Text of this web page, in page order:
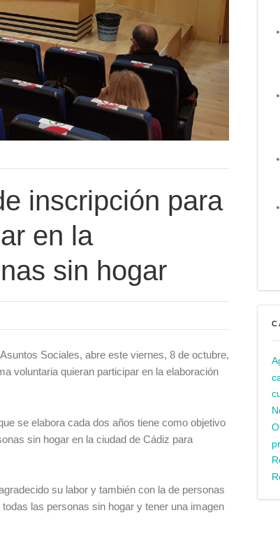
inscripción para
en la
sin hogar
Sociales, abre este viernes, 8 de octubre,
voluntaria quieran participar en la elaboración
se elabora cada dos años tiene como objetivo
sin hogar en la ciudad de Cádiz para
su labor y también con la de personas
las personas sin hogar y tener una imagen